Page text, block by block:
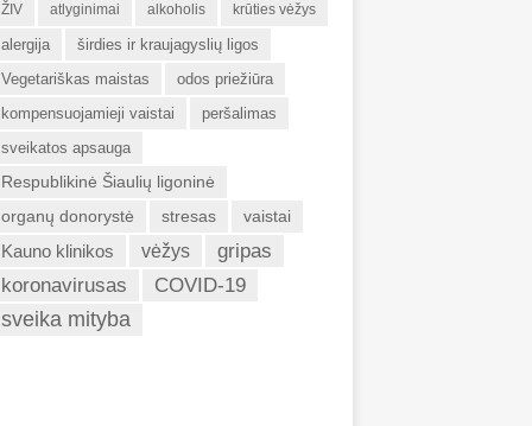
ŽIV atlyginimai alkoholis krūties vėžys
alergija
širdies ir kraujagyslių ligos
Vegetariškas maistas
odos priežiūra
kompensuojamieji vaistai
peršalimas
sveikatos apsauga
Respublikinė Šiaulių ligoninė
organų donorystė
stresas vaistai
Kauno klinikos vėžys
gripas
koronavirusas
COVID-19
sveika mityba